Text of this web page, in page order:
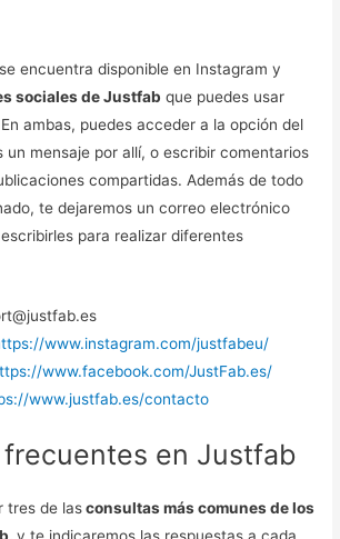
encuentra disponible en Instagram y
sociales de Justfab que puedes usar
ambas, puedes acceder a la opción del
un mensaje por allí, o escribir comentarios
compartidas. Además de todo
te dejaremos un correo electrónico
para realizar diferentes
www.instagram.com/justfabeu/
www.facebook.com/JustFab.es/
www.justfab.es/contacto
en Justfab
tres de lasconsultas más comunes de los
y te indicaremos las respuestas a cada